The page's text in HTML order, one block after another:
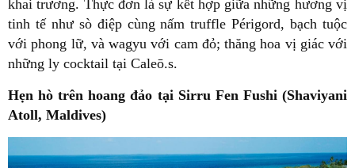
khai trương. Thực đơn là sự kết hợp giữa những hương vị
tinh tế như sò điệp cùng nấm truffle Périgord, bạch tuộc
với phong lữ, và wagyu với cam đỏ; thăng hoa vị giác với
những ly cocktail tại Caleō.s.
Hẹn hò trên hoang đảo tại Sirru Fen Fushi (Shaviyani
Atoll, Maldives)